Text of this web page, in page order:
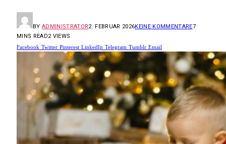
BY ADMINISTRATOR2. FEBRUAR 2026KEINE KOMMENTARE7
MINS READ2 VIEWS
Facebook Twitter Pinterest LinkedIn Telegram Tumblr Email